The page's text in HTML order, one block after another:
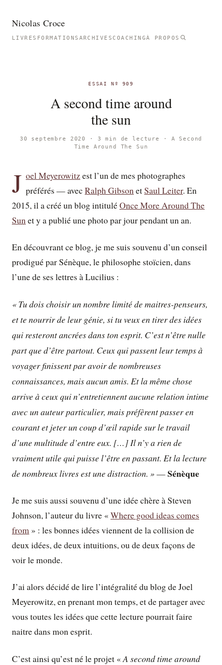
Nicolas Croce
LIVRES FORMATIONS ARCHIVESCOACHINGÀ PROPOS
ESSAI Nº 909
A second time around
the sun
30 septembre 2020 · 3 min de lecture · A Second
Time Around The Sun
J oel Meyerowitzest l’un de mes photographes
préférés — avec Ralph GibsonetSaul Leiter. En
2015, il a créé un blog intituléOnce More Around The
Sunet y a publié une photo par jour pendant un an.
En découvrant ce blog, je me suis souvenu d’un conseil
prodigué par Sénèque, le philosophe stoïcien, dans
l’une de ses lettres à Lucilius :
« Tu dois choisir un nombre limité de maitres-penseurs,
et te nourrir de leur génie, si tu veux en tirer des idées
qui resteront ancrées dans ton esprit. C’est n’être nulle
part que d’être partout. Ceux qui passent leur temps à
voyager finissent par avoir de nombreuses
connaissances, mais aucun amis. Et la même chose
arrive à ceux qui n’entretiennent aucune relation intime
avec un auteur particulier, mais préfèrent passer en
courant et jeter un coup d’œil rapide sur le travail
d’une multitude d’entre eux. […] Il n’y a rien de
vraiment utile qui puisse l’être en passant. Et la lecture
de nombreux livres est une distraction. » —Sénèque
Je me suis aussi souvenu d’une idée chère à Steven
Johnson, l’auteur du livre « Where good ideas comes
from » : les bonnes idées viennent de la collision de
deux idées, de deux intuitions, ou de deux façons de
voir le monde.
J’ai alors décidé de lire l’intégralité du blog de Joel
Meyerowitz, en prenant mon temps, et de partager avec
vous toutes les idées que cette lecture pourrait faire
naitre dans mon esprit.
C’est ainsi qu’est né le projet «A second time around